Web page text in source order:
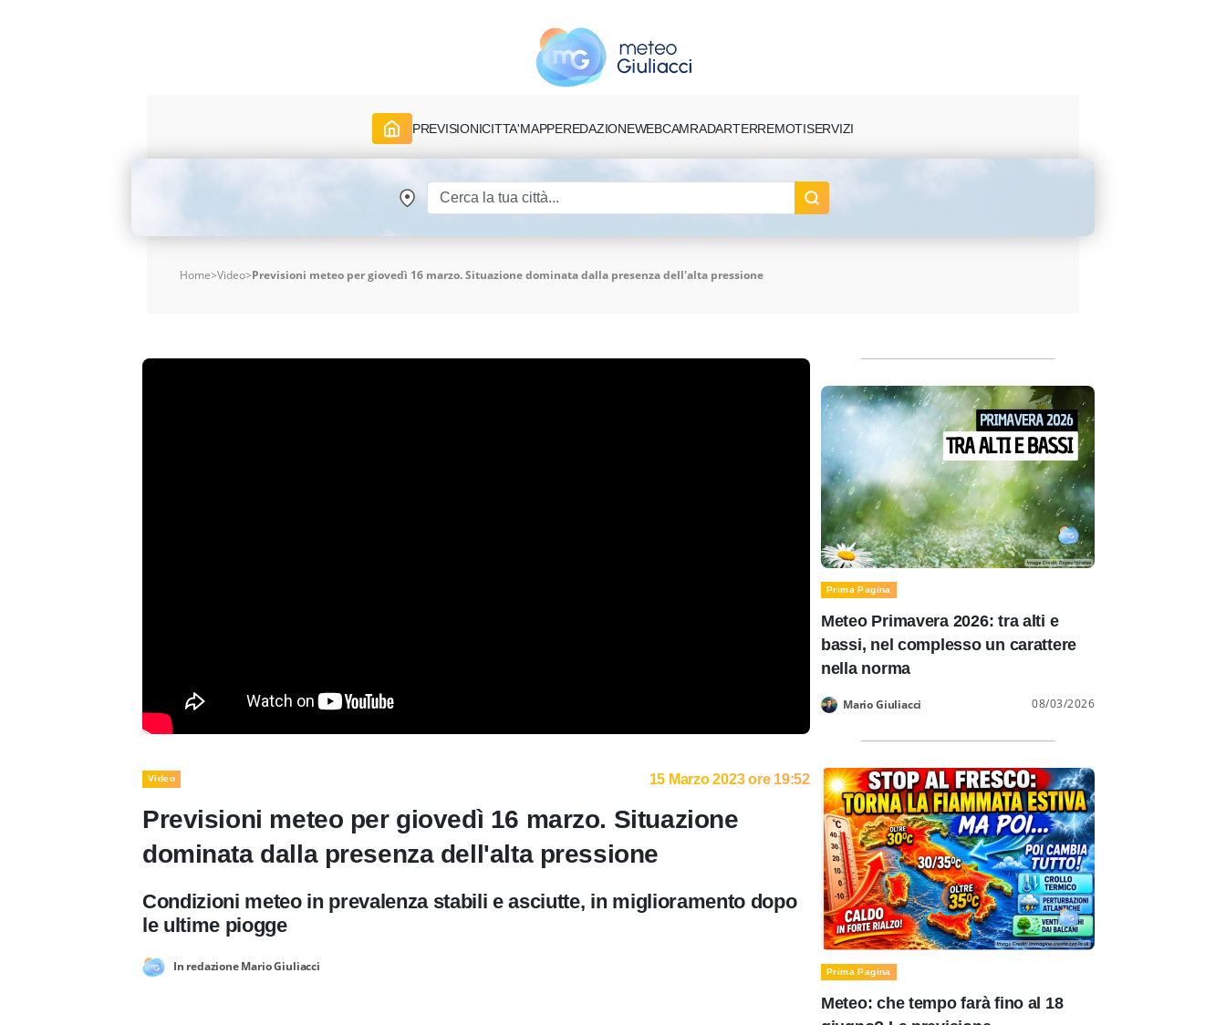
PREVISIONICITTA'MAPPEREDAZIONEWEBCAMRADARTERREMOTISERVIZI
Home>Video>Previsioni meteo per giovedì 16 marzo. Situazione dominata dalla presenza dell'alta pressione
Video 15 Marzo 2023 ore 19:52
Previsioni meteo per giovedì 16 marzo. Situazione
dominata dalla presenza dell'alta pressione
Condizioni meteo in prevalenza stabili e asciutte, in miglioramento dopo
le ultime piogge
In redazione Mario Giuliacci
Prima Pagina
Meteo Primavera 2026: tra alti e
bassi, nel complesso un carattere
nella norma
Mario Giuliacci 08/03/2026
Prima Pagina
Meteo: che tempo farà fino al 18